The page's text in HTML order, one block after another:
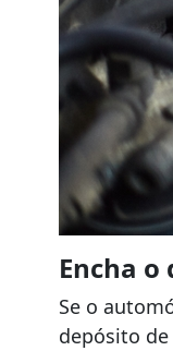
Encha o
Se o
depósito